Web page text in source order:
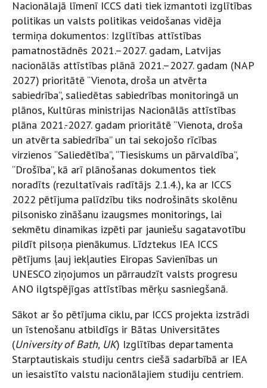
Nacionālajā līmenī ICCS dati tiek izmantoti izglītības
politikas un valsts politikas veidošanas vidēja
termiņa dokumentos: Izglītības attīstības
pamatnostādnēs 2021.–2027. gadam, Latvijas
nacionālās attīstības plānā 2021.–2027. gadam (NAP
2027) prioritātē “Vienota, droša un atvērta
sabiedrība”, saliedētas sabiedrības monitoringā un
plānos, Kultūras ministrijas Nacionālās attīstības
plāna 2021.-2027. gadam prioritātē “Vienota, droša
un atvērta sabiedrība” un tai sekojošo rīcības
virzienos “Saliedētība”, “Tiesiskums un pārvaldība”,
“Drošība”, kā arī plānošanas dokumentos tiek
noradīts (rezultatīvais radītājs 2.1.4.), ka ar ICCS
2022 pētījuma palīdzību tiks nodrošināts skolēnu
pilsonisko zināšanu izaugsmes monitorings, lai
sekmētu dinamikas izpēti par jauniešu sagatavotību
pildīt pilsoņa pienākumus. Līdztekus IEA ICCS
pētījums ļauj iekļauties Eiropas Savienības un
UNESCO ziņojumos un pārraudzīt valsts progresu
ANO ilgtspējīgas attīstības mērķu sasniegšanā.
Sākot ar šo pētījuma ciklu, par ICCS projekta izstrādi
un īstenošanu atbildīgs ir Bātas Universitātes
(University of Bath, UK) Izglītības departamenta
Starptautiskais studiju centrs ciešā sadarbībā ar IEA
un iesaistīto valstu nacionālajiem studiju centriem.